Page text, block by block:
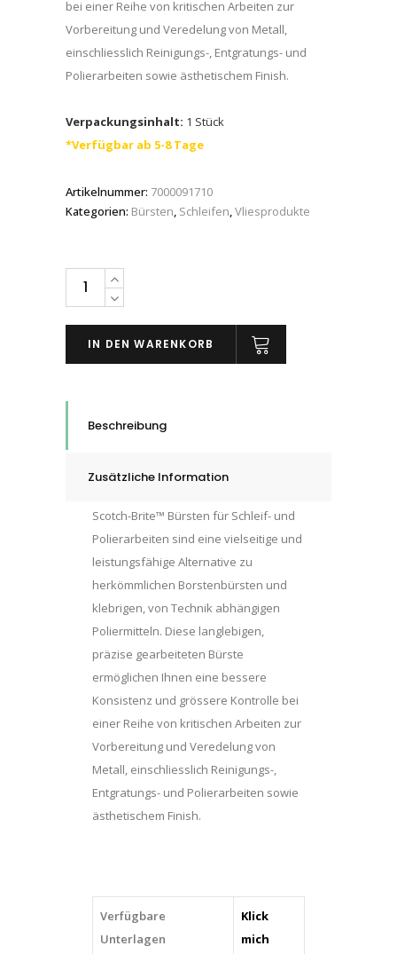
bei einer Reihe von kritischen Arbeiten zur
Vorbereitung und Veredelung von Metall,
einschliesslich Reinigungs-, Entgratungs- und
Polierarbeiten sowie ästhetischem Finish.
Verpackungsinhalt: 1 Stück
*Verfügbar ab 5-8 Tage
Artikelnummer: 7000091710
Kategorien: Bürsten, Schleifen,Vliesprodukte
Scotch-
Cut
quantity
IN DEN WARENKORB
Beschreibung
Zusätzliche Information
Scotch-Brite™ Bürsten für Schleif- und
Polierarbeiten sind eine vielseitige und
leistungsfähige Alternative zu
herkömmlichen Borstenbürsten und
klebrigen, von Technik abhängigen
Poliermitteln. Diese langlebigen,
präzise gearbeiteten Bürste
ermöglichen Ihnen eine bessere
Konsistenz und grössere Kontrolle bei
einer Reihe von kritischen Arbeiten zur
Vorbereitung und Veredelung von
Metall, einschliesslich Reinigungs-,
Entgratungs- und Polierarbeiten sowie
ästhetischem Finish.
Verfügbare
Unterlagen
Klick
mich